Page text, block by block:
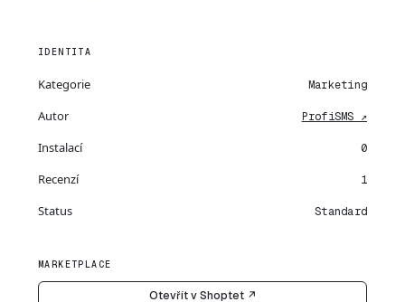
IDENTITA
Kategorie Marketing
Autor ProfiSMS ↗
Instalací 0
Recenzí 1
Status Standard
MARKETPLACE
Otevřít v Shoptet ↗